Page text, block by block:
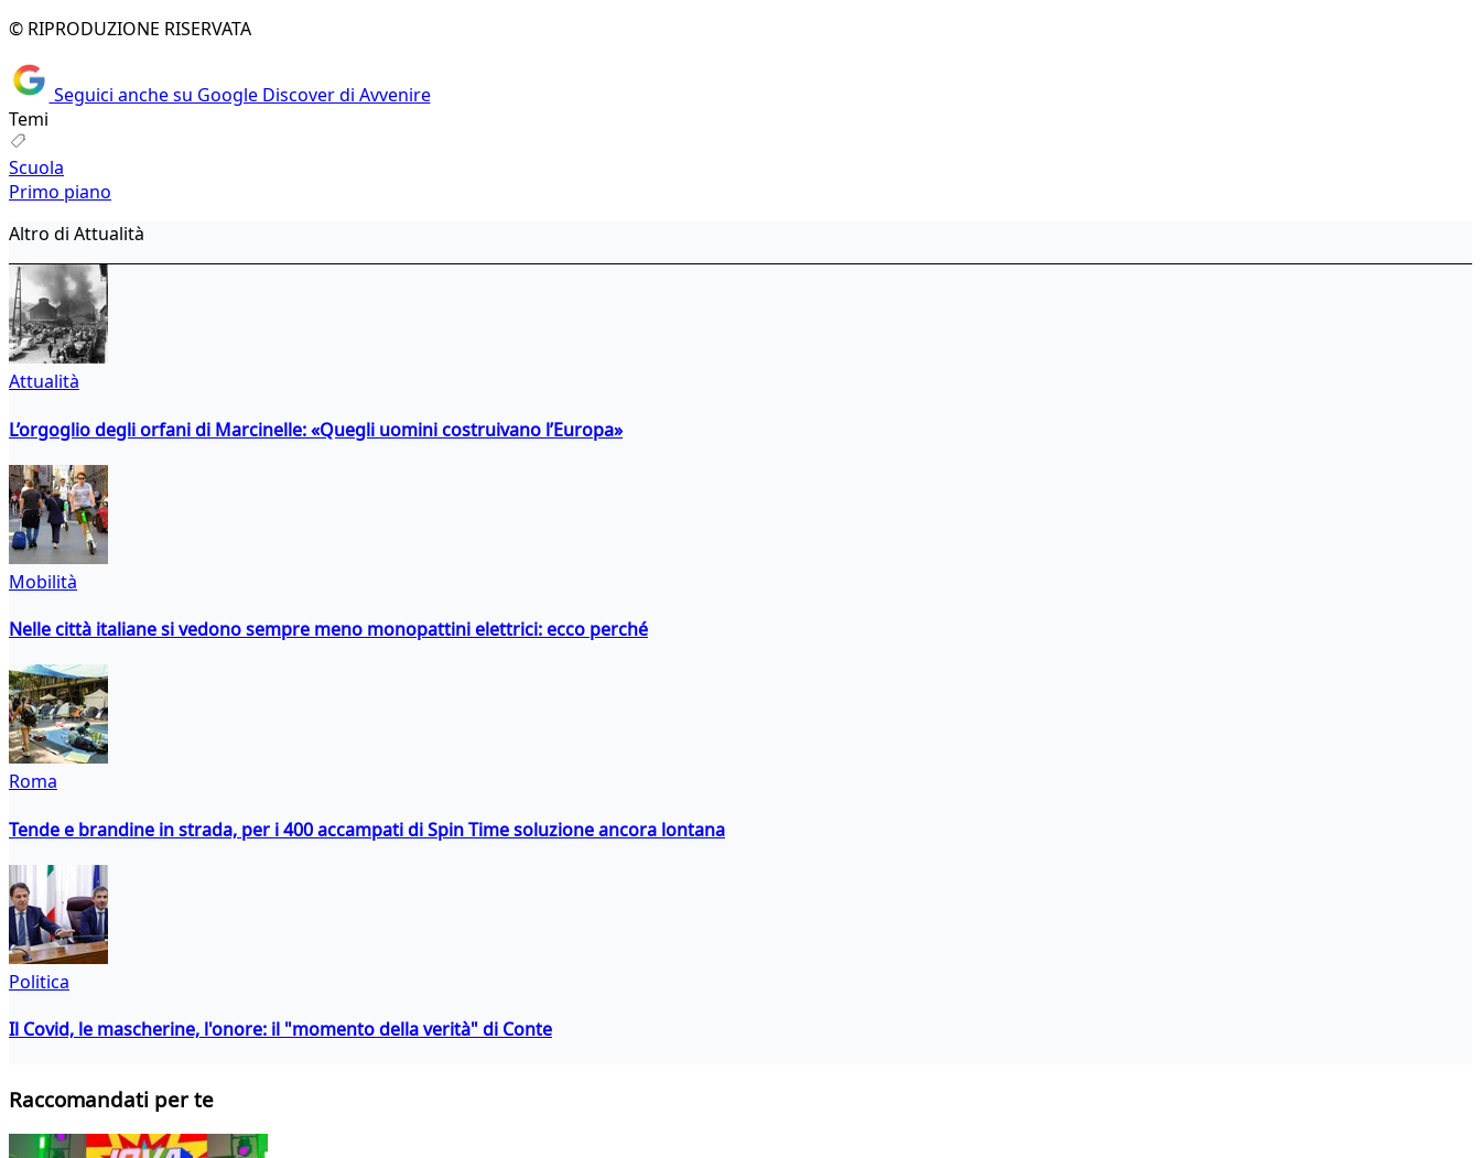
© RIPRODUZIONE RISERVATA
Seguici anche su Google Discover di Avvenire
Temi
Scuola
Primo piano
Altro di Attualità
Attualità
L’orgoglio degli orfani di Marcinelle: «Quegli uomini costruivano l’Europa»
Mobilità
Nelle città italiane si vedono sempre meno monopattini elettrici: ecco perché
Roma
Tende e brandine in strada, per i 400 accampati di Spin Time soluzione ancora lontana
Politica
Il Covid, le mascherine, l'onore: il "momento della verità" di Conte
Raccomandati per te